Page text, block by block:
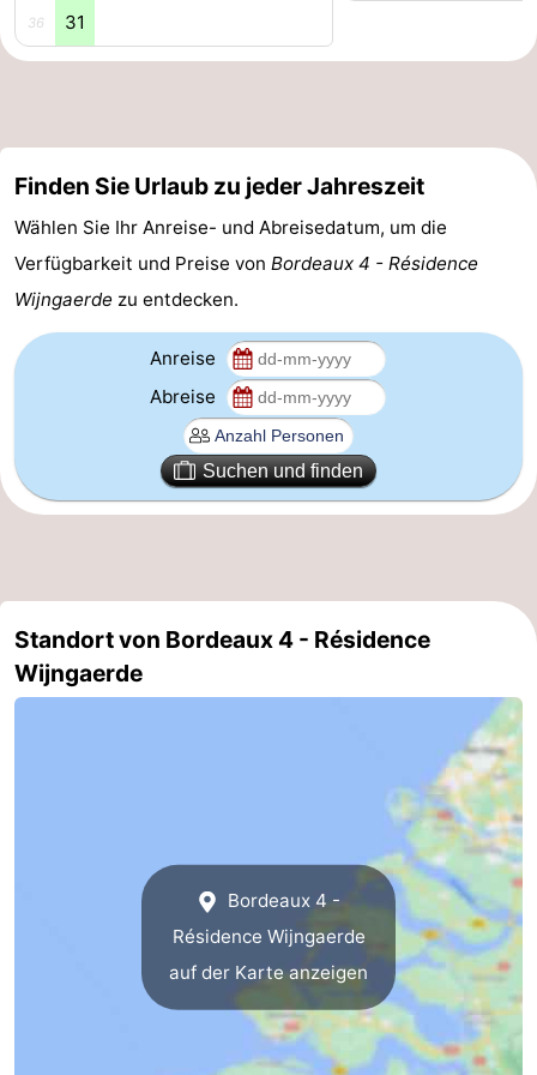
Route
Parken
Reisebuchshop
Medizin
Adressen
Region
Zeeland
Schouwen-
Renesse
-
Zierikzee
-
Natur
-
36 31
Finden Sie Urlaub zu jeder Jahreszeit
Wählen Sie Ihr Anreise- und Abreisedatum, um die
Verfügbarkeit und Preise von Bordeaux 4 - Résidence
Wijngaerde zu entdecken.
Anreise
Abreise
Suchen und finden
Standort von Bordeaux 4 - Résidence
Wijngaerde
Bordeaux 4 -
Résidence Wijngaerde
auf der Karte anzeigen